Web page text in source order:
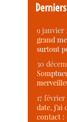
9 janvier
grand
surtout
30
17
date, j’ai
contact :